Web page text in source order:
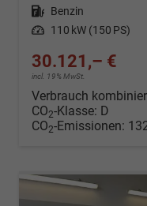
Kraftstoff Benzin
Leistung 110 kW (150 PS)
30.121,– €
incl. 19% MwSt.
Verbrauch
CO2-Klasse: D
CO2-Emissionen: